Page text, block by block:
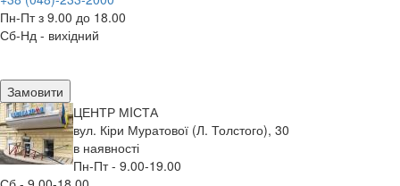
Пн-Пт з 9.00 до 18.00
Сб-Нд - вихідний
Замовити
ЦЕНТР МIСТА
вул. Кіри Муратової (Л. Толстого), 30
в наявності
Пн-Пт - 9.00-19.00